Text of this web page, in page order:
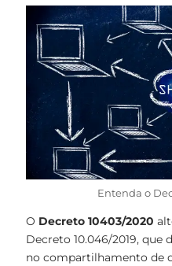
Entenda o
O Decreto 10403/2020
Decreto 10.046/2019, que
no compartilhamento de